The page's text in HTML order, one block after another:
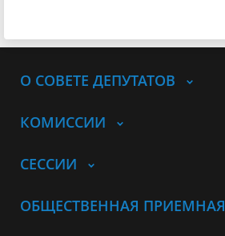
О СОВЕТЕ ДЕПУТАТОВ
КОМИССИИ
СЕССИИ
ОБЩЕСТВЕННАЯ ПРИЕМНАЯ